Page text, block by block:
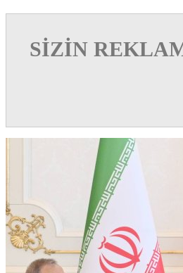
SİZİN